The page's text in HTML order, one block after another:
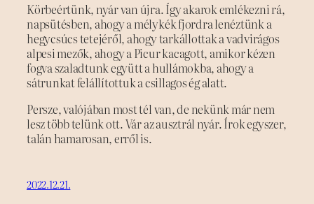
Körbeértünk, nyár van újra. Így akarok emlékezni rá,
napsütésben, ahogy a mélykék fjordra lenéztünk a
hegycsúcs tetejéről, ahogy tarkállottak a vadvirágos
alpesi mezők, ahogy a Picur kacagott, amikor kézen
fogva szaladtunk együtt a hullámokba, ahogy a
sátrunkat felállítottuk a csillagos ég alatt.
Persze, valójában most tél van, de nekünk már nem
lesz több telünk ott. Vár az ausztrál nyár. Írok egyszer,
talán hamarosan, erről is.
2022.12.21.